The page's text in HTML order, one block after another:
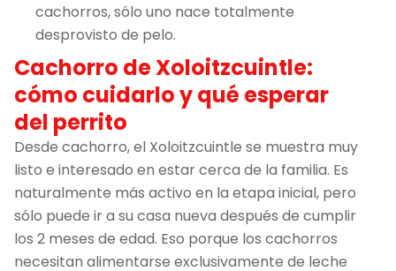
cachorros, sólo uno nace totalmente
desprovisto de pelo.
Cachorro de Xoloitzcuintle:
cómo cuidarlo y qué esperar
del perrito
Desde cachorro, el Xoloitzcuintle se muestra muy
listo e interesado en estar cerca de la familia. Es
naturalmente más activo en la etapa inicial, pero
sólo puede ir a su casa nueva después de cumplir
los 2 meses de edad. Eso porque los cachorros
necesitan alimentarse exclusivamente de leche